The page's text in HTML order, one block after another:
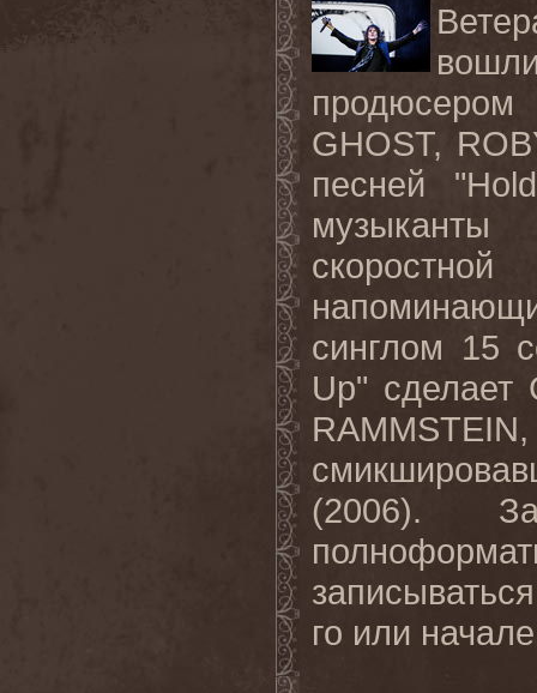
GHOST,
песней
синглом 15
Up" сделает
(2006).
го или